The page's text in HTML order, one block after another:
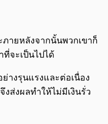
ภายหลังจากนั้นพวกเขาก็
ที่จะเป็นไปได้
างรุนแรงและต่อเนื่อง
ส่งผลทำให้ไม่มีเงินรั่ว